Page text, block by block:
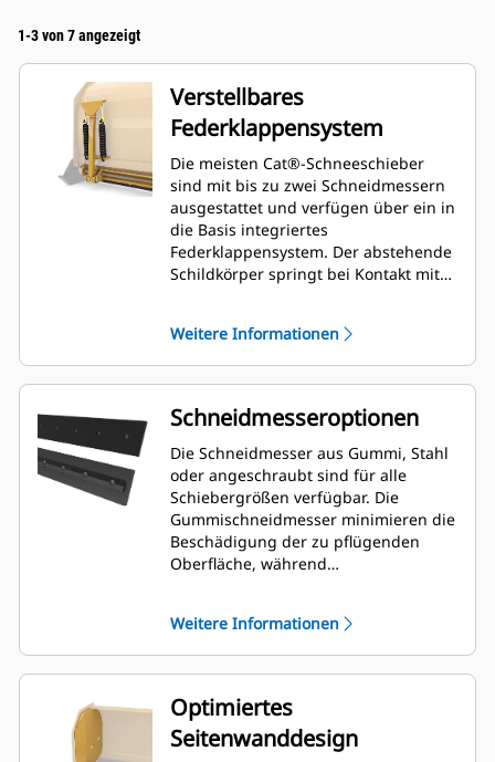
1-3 von 7 angezeigt
Verstellbares
Federklappensystem
Die meisten Cat®-Schneeschieber
sind mit bis zu zwei Schneidmessern
ausgestattet und verfügen über ein in
die Basis integriertes
Federklappensystem. Der abstehende
Schildkörper springt bei Kontakt mit
Schäden am Schneeschieber und an
der Maschine. Ein
Gummischneidmesser ohne
Federklappen ist in den Größen 2,6 m
(8'), 3,2 m (10') und 3,8 m (12')
verfügbar und passt zu allen
Modellen mit Kompaktlader-
Wechseleinrichtung.
Weitere Informationen
Schneidmesseroptionen
Die Schneidmesser aus Gummi, Stahl
oder angeschraubt sind für alle
Schiebergrößen verfügbar. Die
Gummischneidmesser minimieren die
Beschädigung der zu pflügenden
Oberfläche, während
Weitere Informationen
Optimiertes
Seitenwanddesign